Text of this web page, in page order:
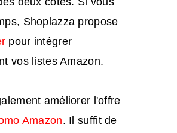
Shoplazza propose
pour intégrer
vos listes Amazon.
améliorer l'offre
Amazon. Il suffit de